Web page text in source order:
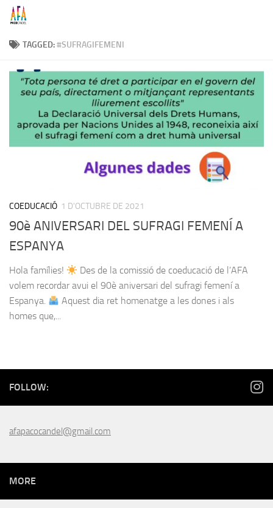
Skip to content
TAGGED:#SUFRAGIFEMENI
COEDUCACIÓ 1 D'OCTUBRE DE 2021
90è ANIVERSARI DEL SUFRAGI FEMENÍ A
ESPANYA
Hola famílies!
Des de la comissió de coeducació de l’AFA
volem recordar avui el 90è aniversari del sufragi femení a
Espanya.
Aquest dia ret homenatge a les dones i als
homes que,...
FOLLOW:
afapacocandel@gmail.com
MORE